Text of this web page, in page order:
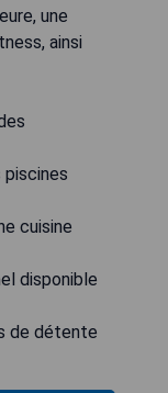
une
ainsi
piscines
cuisine
disponible
de détente